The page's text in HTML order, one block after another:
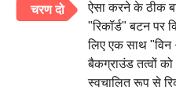
चरण दो
ऐसा करने के ठीक
"रिकॉर्ड" बटन पर
लिए एक साथ
बैकग्राउंड तत्वों
स्वचालित रूप से